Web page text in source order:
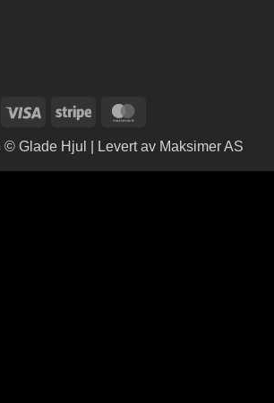
Visa Stripe
© Glade Hjul | Levert av Maksimer AS